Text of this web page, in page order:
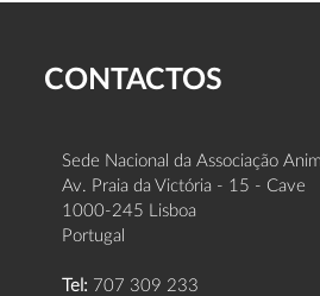
CONTACTOS
Sede Nacional da Associação
Av. Praia da Victória - 15 - Cave
1000-245 Lisboa
Portugal
Tel: 707 309 233